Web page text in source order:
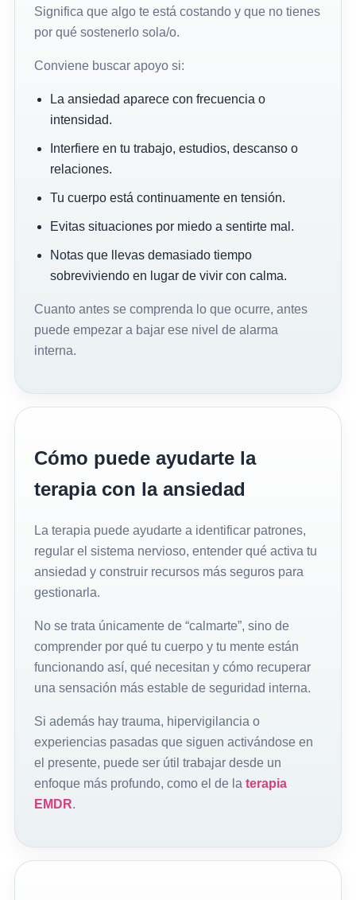
Significa que algo te está costando y que no tienes
por qué sostenerlo sola/o.
Conviene buscar apoyo si:
La ansiedad aparece con frecuencia o
intensidad.
Interfiere en tu trabajo, estudios, descanso o
relaciones.
Tu cuerpo está continuamente en tensión.
Evitas situaciones por miedo a sentirte mal.
Notas que llevas demasiado tiempo
sobreviviendo en lugar de vivir con calma.
Cuanto antes se comprenda lo que ocurre, antes
puede empezar a bajar ese nivel de alarma
interna.
Cómo puede ayudarte la
terapia con la ansiedad
La terapia puede ayudarte a identificar patrones,
regular el sistema nervioso, entender qué activa tu
ansiedad y construir recursos más seguros para
gestionarla.
No se trata únicamente de “calmarte”, sino de
comprender por qué tu cuerpo y tu mente están
funcionando así, qué necesitan y cómo recuperar
una sensación más estable de seguridad interna.
Si además hay trauma, hipervigilancia o
experiencias pasadas que siguen activándose en
el presente, puede ser útil trabajar desde un
enfoque más profundo, como el de la terapia
EMDR.